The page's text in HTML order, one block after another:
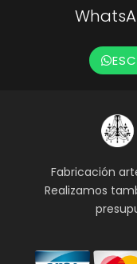
Fabricación
Realizamos